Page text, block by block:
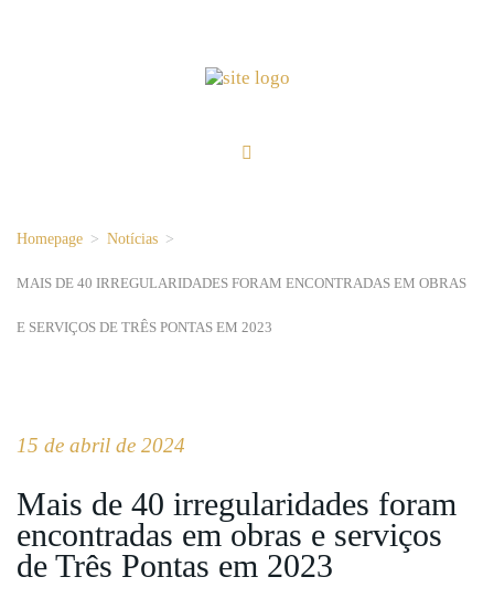
Homepage > Notícias >
MAIS DE 40 IRREGULARIDADES FORAM ENCONTRADAS EM OBRAS
E SERVIÇOS DE TRÊS PONTAS EM 2023
15 de abril de 2024
Mais de 40 irregularidades foram
encontradas em obras e serviços
de Três Pontas em 2023